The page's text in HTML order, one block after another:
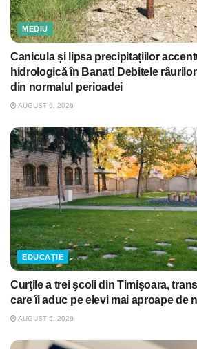
MEDIU
Canicula și lipsa precipitațiilor
hidrologică în Banat! Debitele
din normalul perioadei
AUGUST 6, 2026
EDUCAȚIE
Curţile a trei şcoli din Timişoara,
care îi aduc pe elevi mai aproape de
AUGUST 5, 2026